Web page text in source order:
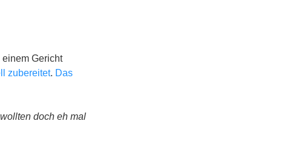
Gericht
zubereitet. Das
doch eh mal